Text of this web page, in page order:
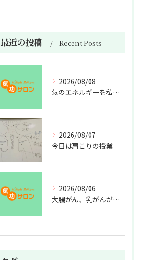
最近の投稿 Recent Posts
2026/08/08
氣のエネルギーを私利私欲のために使うな
2026/08/07
今日は肩こりの授業
2026/08/06
大腸がん、乳がんが増えた理由